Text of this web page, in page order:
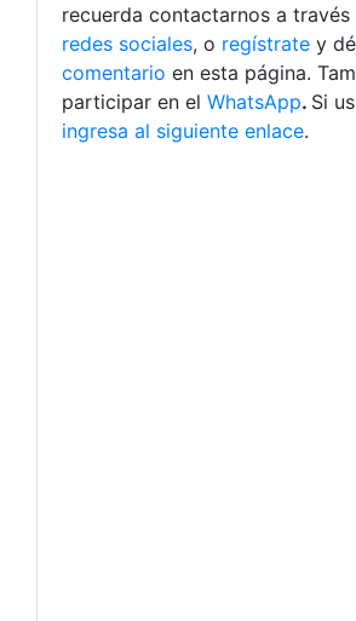
recuerda contactarnos a través
redes sociales, o regístrate y
comentario en esta página.
participar en el WhatsApp. Si
ingresa al siguiente enlace.